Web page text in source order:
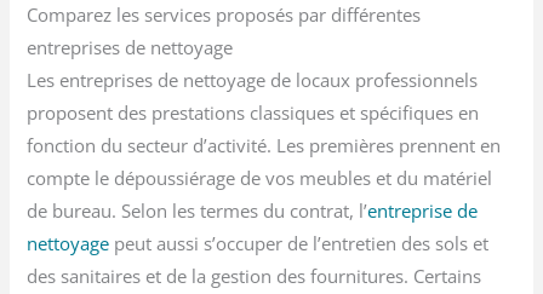
Comparez les services proposés par différentes
entreprises de nettoyage
Les entreprises de nettoyage de locaux professionnels
proposent des prestations classiques et spécifiques en
fonction du secteur d’activité. Les premières prennent en
compte le dépoussiérage de vos meubles et du matériel
de bureau. Selon les termes du contrat, l’entreprise de
nettoyage peut aussi s’occuper de l’entretien des sols et
des sanitaires et de la gestion des fournitures. Certains